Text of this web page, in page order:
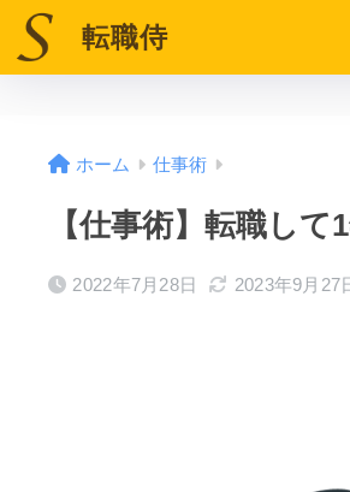
転職侍
ホーム 仕事術
【仕事術】転職し
2022年7月28日 2023年9月27